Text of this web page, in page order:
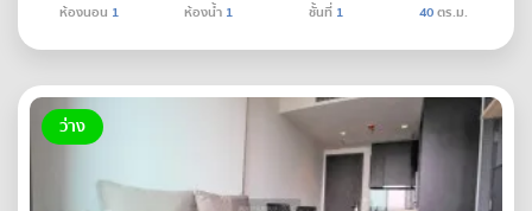
ห้องนอน 1 ห้องน้ำ 1 ชั้นที่ 1 40ตร.ม.
ว่าง